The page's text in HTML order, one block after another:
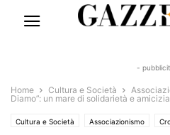
-
Home Cultura e Società
Diamo”: un mare di solidarietà e
Cultura e Società Associazionismo